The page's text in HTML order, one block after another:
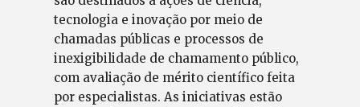
tecnologia e inovação por meio de
chamadas públicas e processos de
inexigibilidade de chamamento público,
com avaliação de mérito científico feita
por especialistas. As iniciativas estão